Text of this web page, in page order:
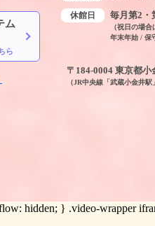
ム
ら
休館日 毎月第2・
（祝日の場
年末年始 / 保
〒184-0004 東京都小
（JR中央線「武蔵小金井駅
hidden; } .video-wrapper